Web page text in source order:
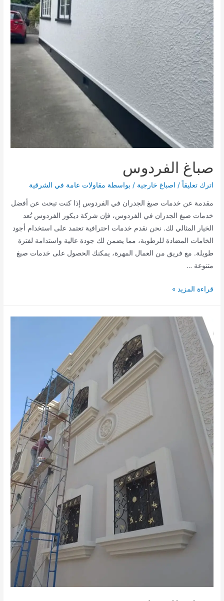
صباغ الفردوس
اترك تعليقاً / اصباغ خارجية / بواسطة مقاولات عامة في الشرقية
مقدمة عن خدمات صبغ الجدران في الفردوس إذا كنت تبحث عن أفضل
خدمات صبغ الجدران في الفردوس، فإن شركة ديكور الفردوس تُعد
الخيار المثالي لك. نحن نقدم خدمات احترافية تعتمد على استخدام أجود
الخامات المضادة للرطوبة، مما يضمن لك جودة عالية واستدامة لفترة
طويلة. مع فريق من العمال المهرة، يمكنك الحصول على خدمات صبغ
متنوعة …
صباغ
قراءة المزيد »